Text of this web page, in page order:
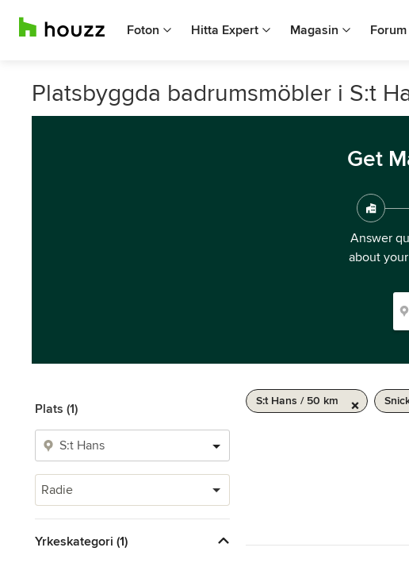
Foton Hitta Expert Magasin Forum
Platsbyggda badrumsmöbler i S:t
Get
Answer
about
Plats (1)
Radie
Yrkeskategori (1)
S:t Hans / 50 km